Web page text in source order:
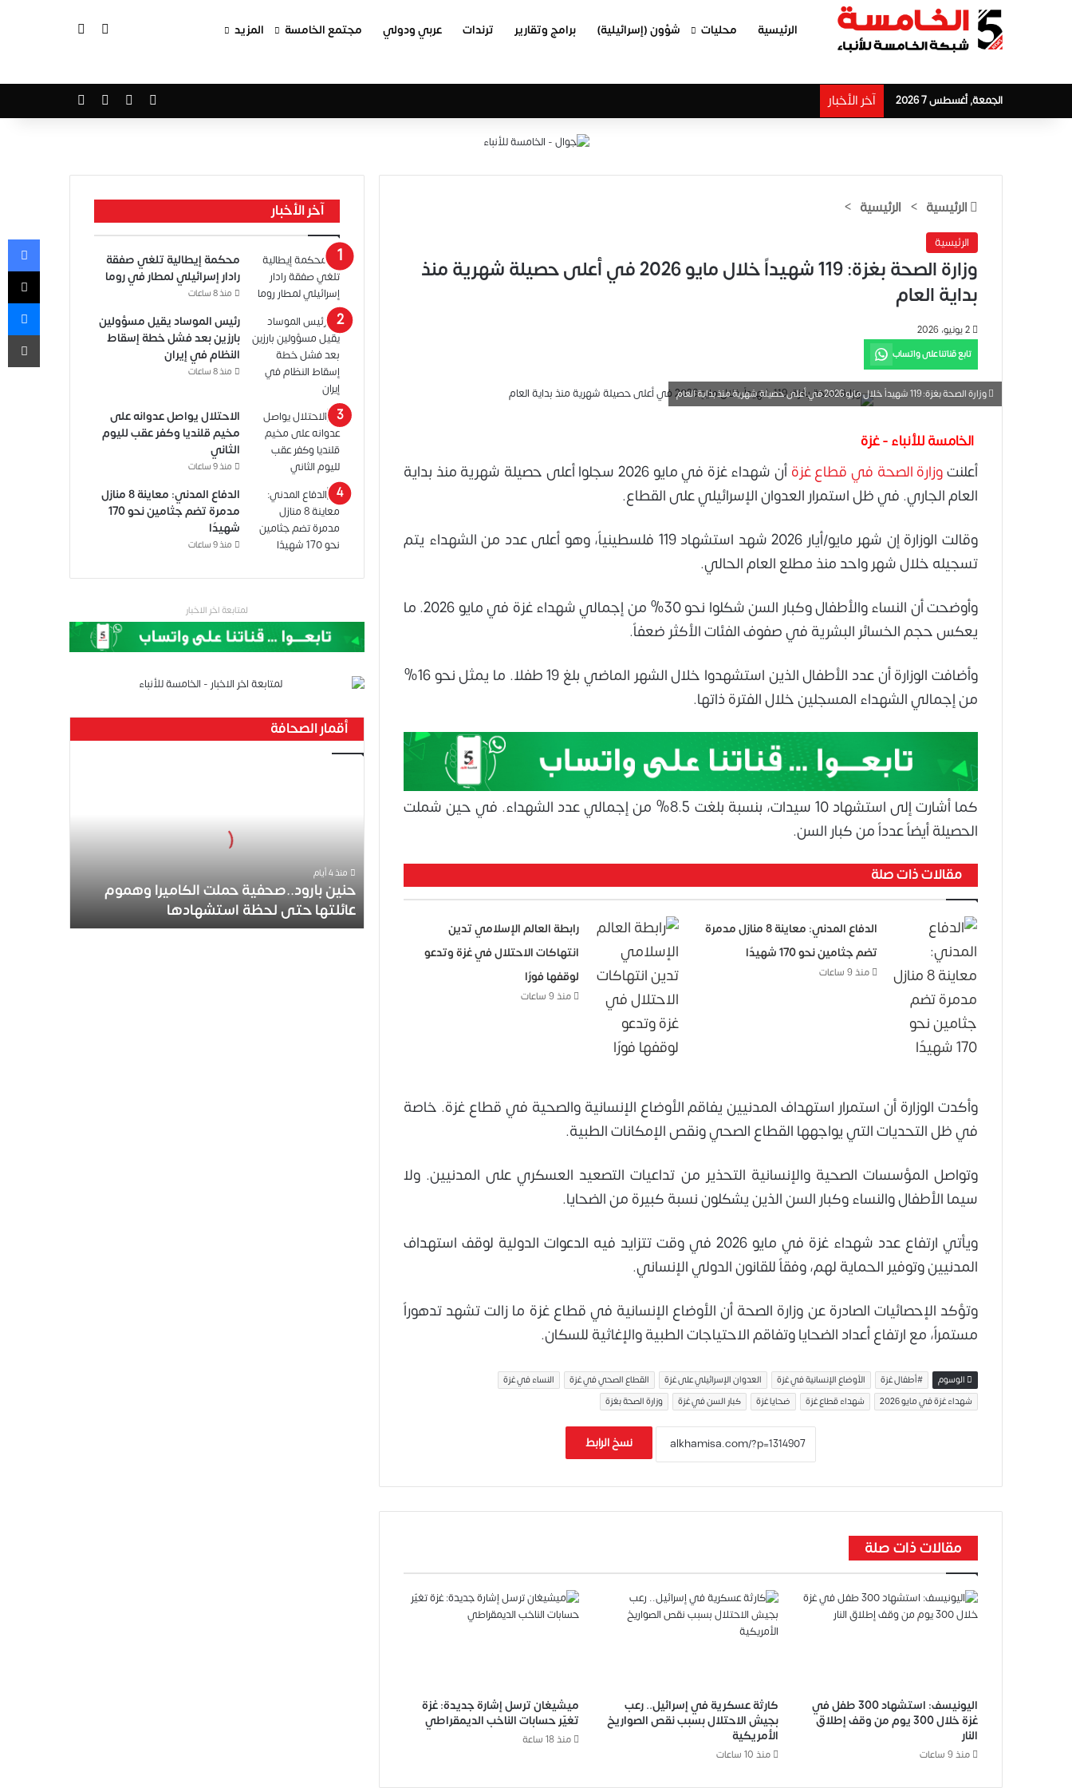
الرئيسية محليات شؤون (إسرائيلية) برامج وتقارير ترندات عربي ودولي مجتمع الخامسة المزيد الوضع المظلم
الجمعة, أغسطس 7 2026 آخر الأخبار فيسبوك ‫YouTube
الرئيسية > الرئيسية >
الرئيسية
وزارة الصحة بغزة: 119 شهيداً خلال مايو 2026 في أعلى حصيلة شهرية منذ
بداية العام
2 يونيو، 2026
تابع قناتنا على واتساب
وزارة الصحة بغزة: 119 شهيداً خلال مايو 2026 في أعلى حصيلة شهرية منذ بداية العام
الخامسة للأنباء - غزة
أعلنتوزارة الصحة في قطاع غزة
أن شهداء غزة في مايو 2026 سجلوا أعلى حصيلة شهرية منذ بداية
العام الجاري. في ظل استمرار العدوان الإسرائيلي على القطاع.
وقالت الوزارة إن شهر مايو/أيار 2026 شهد استشهاد 119 فلسطينياً، وهو أعلى عدد من الشهداء يتم
تسجيله خلال شهر واحد منذ مطلع العام الحالي.
وأوضحت أن النساء والأطفال وكبار السن شكلوا نحو 30% من إجمالي شهداء غزة في مايو 2026. ما
يعكس حجم الخسائر البشرية في صفوف الفئات الأكثر ضعفاً.
وأضافت الوزارة أن عدد الأطفال الذين استشهدوا خلال الشهر الماضي بلغ 19 طفلا. ما يمثل نحو 16%
من إجمالي الشهداء المسجلين خلال الفترة ذاتها.
كما أشارت إلى استشهاد 10 سيدات، بنسبة بلغت 8.5% من إجمالي عدد الشهداء. في حين شملت
الحصيلة أيضاً عدداً من كبار السن.
مقالات ذات صلة
الدفاع المدني: معاينة 8 منازل مدمرة
تضم جثامين نحو 170 شهيدًا
منذ 9 ساعات
رابطة العالم الإسلامي تدين
انتهاكات الاحتلال في غزة وتدعو
لوقفها فورًا
منذ 9 ساعات
وأكدت الوزارة أن استمرار استهداف المدنيين يفاقم الأوضاع الإنسانية والصحية في قطاع غزة. خاصة
في ظل التحديات التي يواجهها القطاع الصحي ونقص الإمكانات الطبية.
وتواصل المؤسسات الصحية والإنسانية التحذير من تداعيات التصعيد العسكري على المدنيين. ولا
سيما الأطفال والنساء وكبار السن الذين يشكلون نسبة كبيرة من الضحايا.
ويأتي ارتفاع عدد شهداء غزة في مايو 2026 في وقت تتزايد فيه الدعوات الدولية لوقف استهداف
المدنيين وتوفير الحماية لهم، وفقاً للقانون الدولي الإنساني.
وتؤكد الإحصائيات الصادرة عن وزارة الصحة أن الأوضاع الإنسانية في قطاع غزة ما زالت تشهد تدهوراً
مستمراً، مع ارتفاع أعداد الضحايا وتفاقم الاحتياجات الطبية والإغاثية للسكان.
الوسوم #أطفال غزة الأوضاع الإنسانية في غزة العدوان الإسرائيلي على غزة القطاع الصحي في غزة
النساء في غزة
شهداء غزة في مايو 2026
شهداء قطاع غزة ضحايا غزة كبار السن في غزة وزارة الصحة بغزة
نسخ الرابط
مقالات ذات صلة
اليونيسف: استشهاد 300 طفل في
غزة خلال 300 يوم من وقف إطلاق
النار
منذ 9 ساعات
كارثة عسكرية في إسرائيل.. رعب
بجيش الاحتلال بسبب نقص الصواريخ
الأمريكية
منذ 10 ساعات
ميشيغان ترسل إشارة جديدة: غزة
تغيّر حسابات الناخب الديمقراطي
منذ 18 ساعة
آخر الأخبار
محكمة إيطالية تلغي صفقة
رادار إسرائيلي لمطار في روما
منذ 8 ساعات
رئيس الموساد يقيل مسؤولين
بارزين بعد فشل خطة إسقاط
النظام في إيران
منذ 8 ساعات
الاحتلال يواصل عدوانه على
مخيم قلنديا وكفر عقب لليوم
الثاني
منذ 9 ساعات
الدفاع المدني: معاينة 8 منازل
مدمرة تضم جثامين نحو 170
شهيدًا
منذ 9 ساعات
لمتابعة اخر الاخبار
أقمار الصحافة
حنين
لحظة
استشهادها
منذ 4 أيام
حنين بارود..صحفية حملت الكاميرا وهموم
عائلتها حتى لحظة استشهادها
‫X